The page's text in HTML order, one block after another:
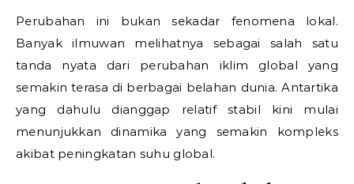
Perubahan ini bukan sekadar fenomena lokal.
Banyak ilmuwan melihatnya sebagai salah satu
tanda nyata dari perubahan iklim global yang
semakin terasa di berbagai belahan dunia. Antartika
yang dahulu dianggap relatif stabil kini mulai
menunjukkan dinamika yang semakin kompleks
akibat peningkatan suhu global.